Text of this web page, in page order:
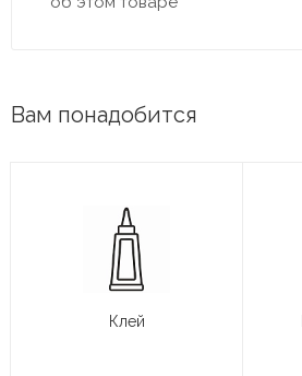
Вам понадобится
Клей